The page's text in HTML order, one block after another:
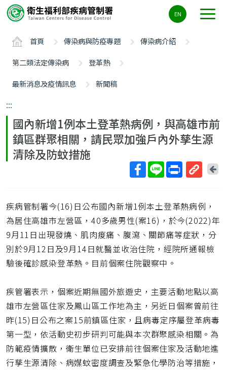
要
ALT+C
EN
首頁 傳染病與防疫專題
傳染病介紹
第二類法定傳染病
登革熱
最新消息及疫情訊息
新聞稿
:::
國內新增1例本土登革熱病例，與高雄市前
鎮區群聚相關，請民眾加強戶內外孳生源
清除及防蚊措施
短
網
址
回
疾病管制署今(16)日公布國內新增1例本土登革熱病例，
為居住高雄市左營區，40多歲男性(案16)，於今(2022)年
9月11日出現發燒、肌肉痠痛、腹瀉、關節痛等症狀，分
別於9月12日及9月14日就醫並收治住院，經院所通報檢
驗後確診感染登革熱。目前個案住院觀察中。
疾管署表示，個案近期無國外旅遊史，主要活動地點以高
雄市左營區住家及鳳山區工作地為主，另近日個案曾前往
昨(15)日公布之案15前鎮區住家，且病毒定序屬登革病毒
第一型，依活動史初步研判可能與本次群聚感染相關。為
防範疫情擴散，衛生單位已安排前往個案住家及活動地進
行孳生源清除、病媒蚊密度調查及緊急化學防治等措施，